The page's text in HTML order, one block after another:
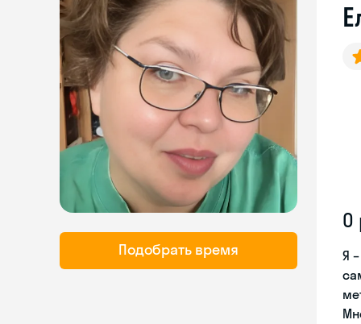
Подобрать время
О
Я